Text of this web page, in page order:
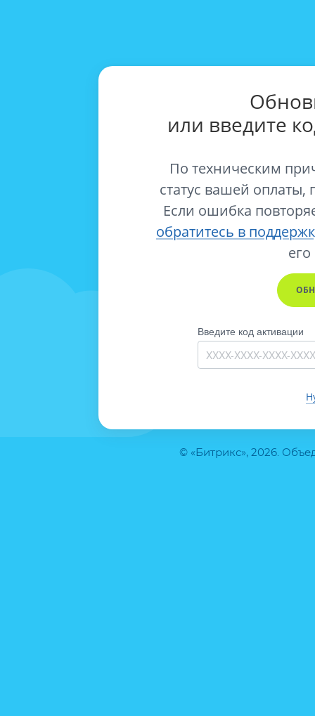
© «Битрикс», 2026.
или введите
По техническим
статус вашей оплаты,
Если ошибка
обратитесь в
его
Введите код активации